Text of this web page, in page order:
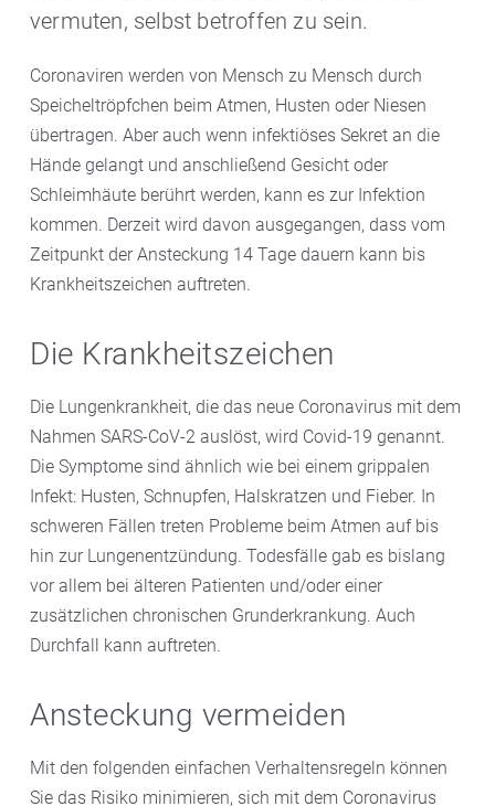
vermuten, selbst betroffen zu sein.
Coronaviren werden von Mensch zu Mensch durch
Speicheltröpfchen beim Atmen, Husten oder Niesen
übertragen. Aber auch wenn infektiöses Sekret an die
Hände gelangt und anschließend Gesicht oder
Schleimhäute berührt werden, kann es zur Infektion
kommen. Derzeit wird davon ausgegangen, dass vom
Zeitpunkt der Ansteckung 14 Tage dauern kann bis
Krankheitszeichen auftreten.
Die Krankheitszeichen
Die Lungenkrankheit, die das neue Coronavirus mit dem
Nahmen SARS-CoV-2 auslöst, wird Covid-19 genannt.
Die Symptome sind ähnlich wie bei einem grippalen
Infekt: Husten, Schnupfen, Halskratzen und Fieber. In
schweren Fällen treten Probleme beim Atmen auf bis
hin zur Lungenentzündung. Todesfälle gab es bislang
vor allem bei älteren Patienten und/oder einer
zusätzlichen chronischen Grunderkrankung. Auch
Durchfall kann auftreten.
Ansteckung vermeiden
Mit den folgenden einfachen Verhaltensregeln können
Sie das Risiko minimieren, sich mit dem Coronavirus